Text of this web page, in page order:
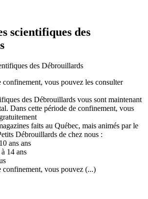
scientifiques des
confinement, vous pouvez les consulter
des Débrouillards vous sont maintenant
Dans cette période de confinement, vous
faits au Québec, mais animés par le
Débrouillards de chez nous :
ans ans
14 ans
confinement, vous pouvez (...)